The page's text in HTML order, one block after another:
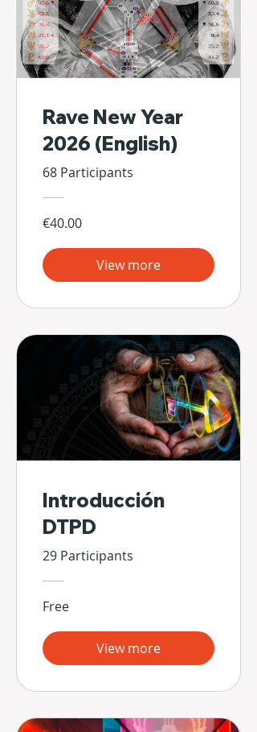
Rave New Year
2026 (English)
68 Participants
€40.00
View more
Introducción
DTPD
29 Participants
Free
View more